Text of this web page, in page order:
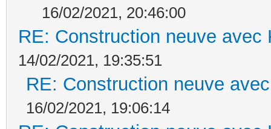
16/02/2021, 20:46:00
RE: Construction neuve avec
14/02/2021, 19:35:51
RE: Construction neuve
16/02/2021, 19:06:14